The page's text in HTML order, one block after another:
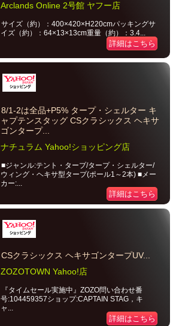
Arclands Online 2号館 ヤフー店
サイズ（約）：400×420×H220cmパッキングサ
イズ（約）：64×13×13cm重量（約）：3.4...
詳細はこちら
8/1-2は全品+P5% タープ・シェルター キ
ャプテンスタッグ CSクラシックス ヘキサ
ゴンタープ...
ナチュラム Yahoo!ショッピング店
■ジャンル:テント・タープ/タープ・シェルター/
ウィング・ヘキサ型タープ(ポール1～2本) ■メー
カー:...
詳細はこちら
CSクラシックス ヘキサゴンタープUV...
ZOZOTOWN Yahoo!店
『タイムセール実施中』ZOZO問い合わせ番
号:104459357ショップ:CAPTAIN STAG，キ
ャ...
詳細はこちら